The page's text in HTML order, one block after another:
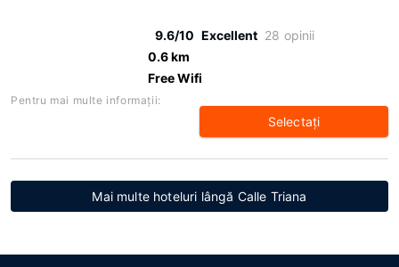
9.6/10 Excellent 28 opinii
0.6 km
Free Wifi
Pentru mai multe informaţii:
Selectaţi
Mai multe hoteluri lângă Calle Triana